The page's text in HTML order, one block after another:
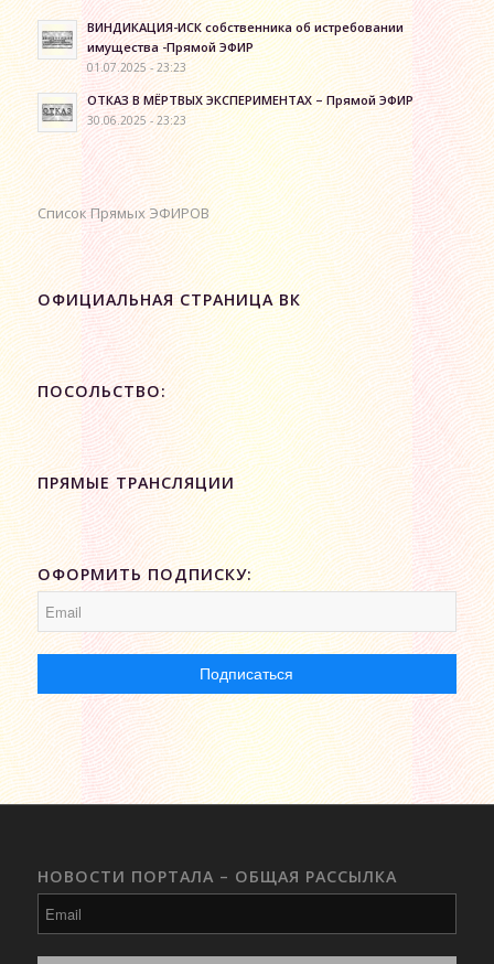
ВИНДИКАЦИЯ-ИСК собственника об истребовании
имущества -Прямой ЭФИР
01.07.2025 - 23:23
ОТКАЗ В МЁРТВЫХ ЭКСПЕРИМЕНТАХ – Прямой ЭФИР
30.06.2025 - 23:23
Список Прямых ЭФИРОВ
ОФИЦИАЛЬНАЯ СТРАНИЦА ВК
ПОСОЛЬСТВО:
ПРЯМЫЕ ТРАНСЛЯЦИИ
ОФОРМИТЬ ПОДПИСКУ:
НОВОСТИ ПОРТАЛА – ОБЩАЯ РАССЫЛКА